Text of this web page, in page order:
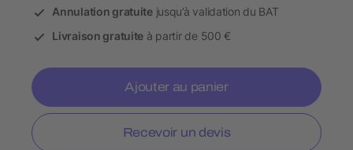
Annulation gratuitejusqu’à validation du BAT
Livraison gratuite à partir de 500 €
Ajouter au panier
Recevoir un devis